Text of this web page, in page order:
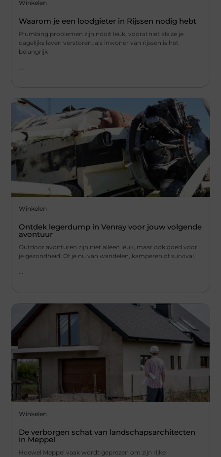
Winkelen
Waarom je een loodgieter in Rijssen nodig hebt
Plumbing problemen zijn nooit leuk, vooral niet als ze je
dagelijks leven verstoren. als inwoner van rijssen is het
belangrijk
Winkelen
Ontdek legerdump in Venray voor jouw volgende
avontuur
Outdoor avonturen zijn niet alleen leuk, maar ook goed voor
je gezondheid. Of je nu van wandelen, kamperen of survival
...
Winkelen
De verborgen schat van landschapsarchitecten
in Meppel
Hoewel Meppel vaak wordt geprezen om zijn rijke